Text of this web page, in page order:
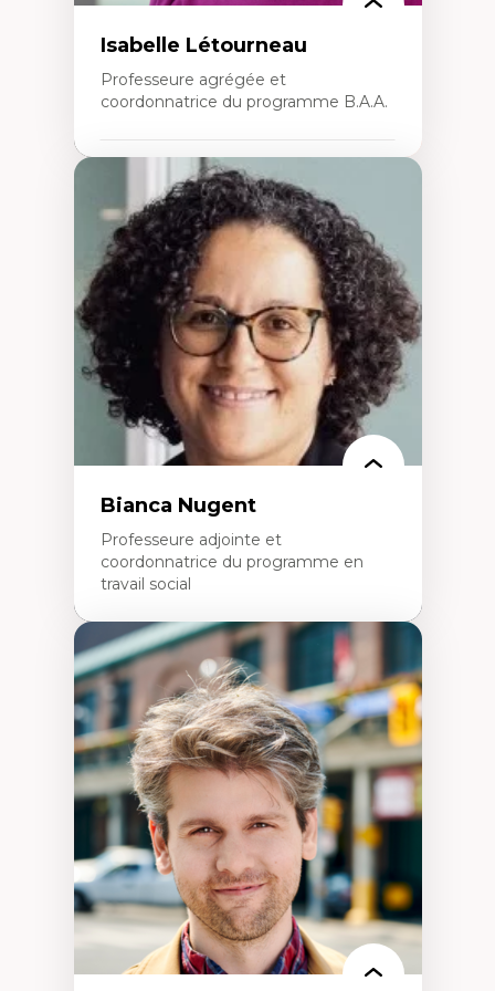
Isabelle Létourneau
Professeure agrégée et
coordonnatrice du programme B.A.A.
Expertises
Conciliation travail-vie personnelle
Gestion des ressources humaines
(attraction et fidélisation de la main-
d’œuvre)
Responsabilité sociale des organisations
Interventions organisationnelles
Comportement organisationnel
(mobilisation au travail)
Recherche qualitative
Éthique des affaires
Bianca Nugent
Professeure adjointe et
coordonnatrice du programme en
travail social
Expertises
Travail social, action et justice sociale
Fondements de l’intervention et des
nouvelles pratiques en travail social et en
éducation inclusive
Minorités linguistiques, offre active et
francophonie plurielle en contexte
linguistique minoritaire
Études critiques sur le handicap, la
neurodiversité, l'agentivité et les injustices
épistémiques
Intersectionnalité et réalités 2SLGBTQ+
Méthodes d’interventions et approches
antiraciste, décoloniale, anti-oppressive
Approche interculturelle critique
Pair-aidance, proche aidance, famille
choisie et soutien mutuel
Intervention de groupe, communautaire,